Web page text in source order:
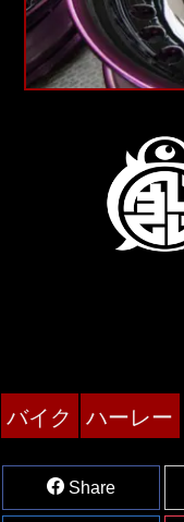
バイク ハーレー
Share